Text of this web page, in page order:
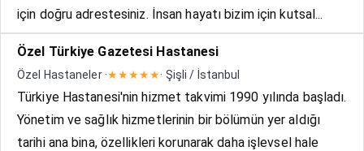
için doğru adrestesiniz. İnsan hayatı bizim için kutsal...
Özel Türkiye Gazetesi Hastanesi
Özel Hastaneler ·★★★★★· Şişli / İstanbul
Türkiye Hastanesi'nin hizmet takvimi 1990 yılında başladı.
Yönetim ve sağlık hizmetlerinin bir bölümün yer aldığı
tarihi ana bina, özellikleri korunarak daha işlevsel hale